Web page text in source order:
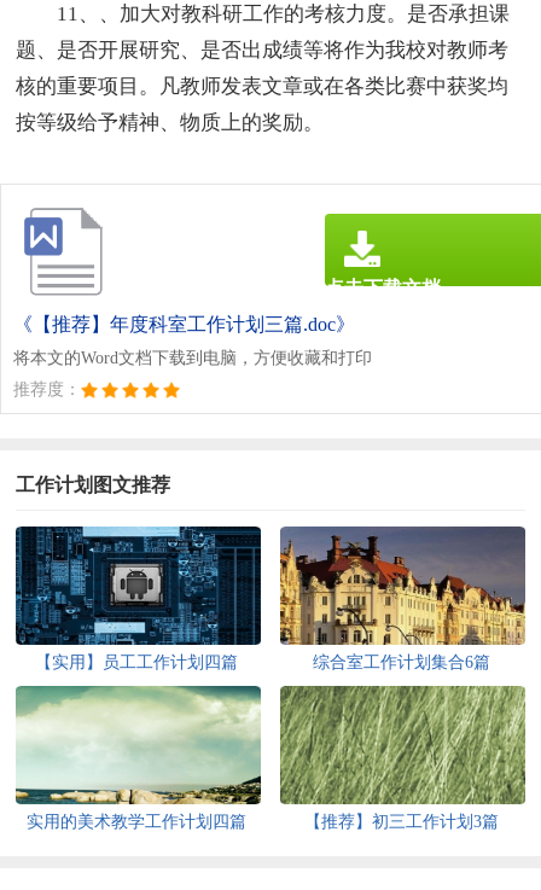
11、、加大对教科研工作的考核力度。是否承担课
题、是否开展研究、是否出成绩等将作为我校对教师考
核的重要项目。凡教师发表文章或在各类比赛中获奖均
按等级给予精神、物质上的奖励。
《【推荐】年度科室工作计划三篇.doc》
将本文的Word文档下载到电脑，方便收藏和打印
推荐度：
点击下载文档
文档为doc格式
工作计划图文推荐
【实用】员工工作计划四篇 综合室工作计划集合6篇
实用的美术教学工作计划四篇 【推荐】初三工作计划3篇